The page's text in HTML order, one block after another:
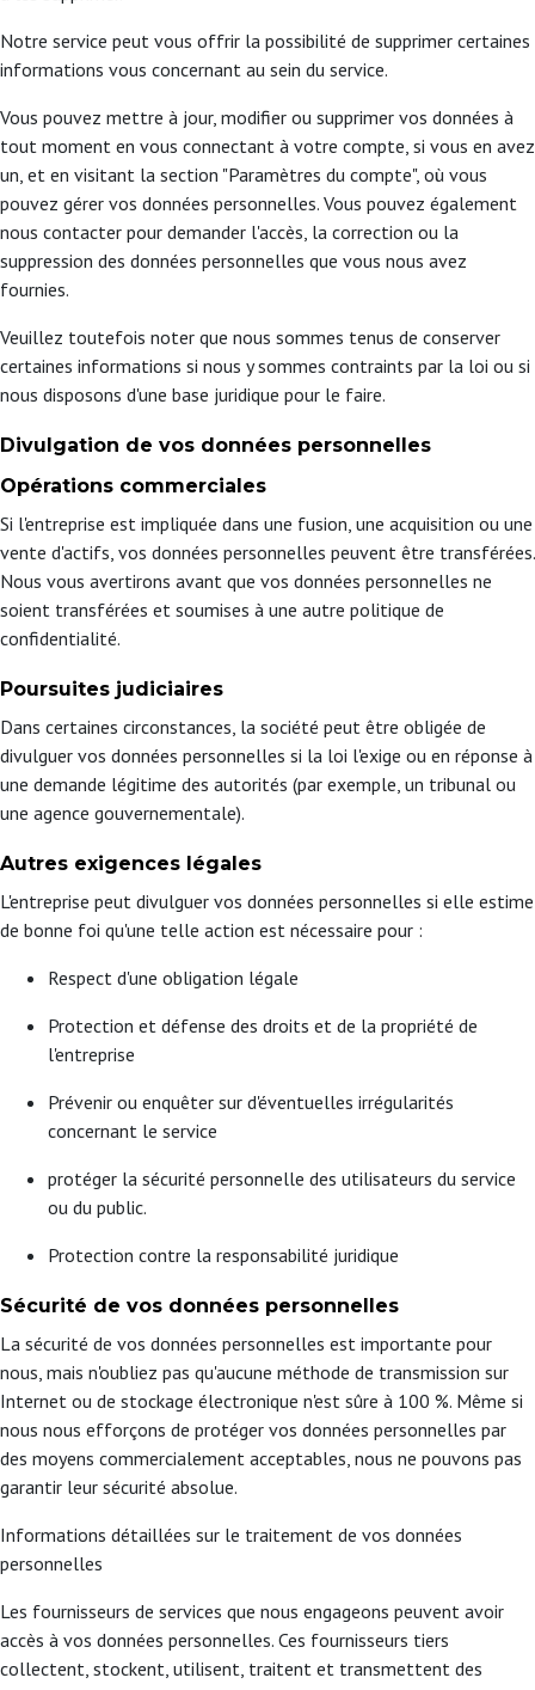
Notre service peut vous offrir la possibilité de supprimer certaines
informations vous concernant au sein du service.
Vous pouvez mettre à jour, modifier ou supprimer vos données à
tout moment en vous connectant à votre compte, si vous en avez
un, et en visitant la section "Paramètres du compte", où vous
pouvez gérer vos données personnelles. Vous pouvez également
nous contacter pour demander l'accès, la correction ou la
suppression des données personnelles que vous nous avez
fournies.
Veuillez toutefois noter que nous sommes tenus de conserver
certaines informations si nous y sommes contraints par la loi ou si
nous disposons d'une base juridique pour le faire.
Divulgation de vos données personnelles
Opérations commerciales
Si l'entreprise est impliquée dans une fusion, une acquisition ou une
vente d'actifs, vos données personnelles peuvent être transférées.
Nous vous avertirons avant que vos données personnelles ne
soient transférées et soumises à une autre politique de
confidentialité.
Poursuites judiciaires
Dans certaines circonstances, la société peut être obligée de
divulguer vos données personnelles si la loi l'exige ou en réponse à
une demande légitime des autorités (par exemple, un tribunal ou
une agence gouvernementale).
Autres exigences légales
L'entreprise peut divulguer vos données personnelles si elle estime
de bonne foi qu'une telle action est nécessaire pour :
Respect d'une obligation légale
Protection et défense des droits et de la propriété de
l'entreprise
Prévenir ou enquêter sur d'éventuelles irrégularités
concernant le service
protéger la sécurité personnelle des utilisateurs du service
ou du public.
Protection contre la responsabilité juridique
Sécurité de vos données personnelles
La sécurité de vos données personnelles est importante pour
nous, mais n'oubliez pas qu'aucune méthode de transmission sur
Internet ou de stockage électronique n'est sûre à 100 %. Même si
nous nous efforçons de protéger vos données personnelles par
des moyens commercialement acceptables, nous ne pouvons pas
garantir leur sécurité absolue.
Informations détaillées sur le traitement de vos données
personnelles
Les fournisseurs de services que nous engageons peuvent avoir
accès à vos données personnelles. Ces fournisseurs tiers
collectent, stockent, utilisent, traitent et transmettent des